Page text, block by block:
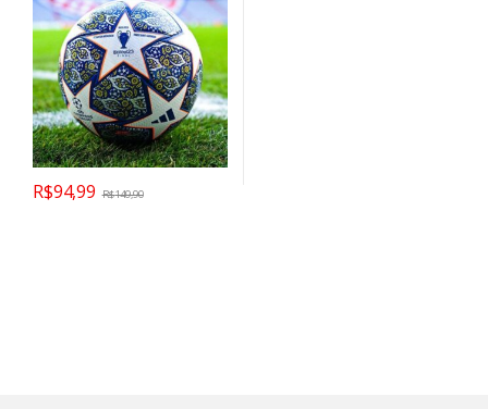
R$94,99 R$149,90